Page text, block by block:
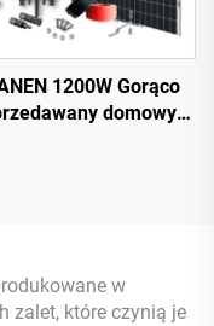
1200W Gorąco
domowy
krzemem
w
zalet, które czynią je